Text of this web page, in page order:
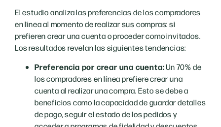
El estudio analiza las preferencias de los compradores
en línea al momento de realizar sus compras: si
prefieren crear una cuenta o proceder como invitados.
Los resultados revelan las siguientes tendencias:
Preferencia por crear una cuenta:Un 70% de
los compradores en línea prefiere crear una
cuenta al realizar una compra. Esto se debe a
beneficios como la capacidad de guardar detalles
de pago, seguir el estado de los pedidos y